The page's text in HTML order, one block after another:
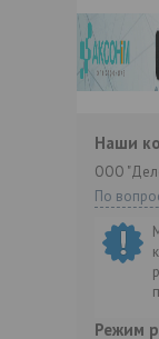
Наши
ООО
По
Режим